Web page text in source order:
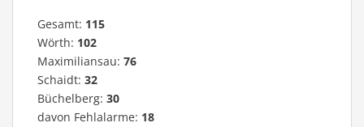
Gesamt: 115
Wörth: 102
Maximiliansau: 76
Schaidt: 32
Büchelberg: 30
davon Fehlalarme: 18